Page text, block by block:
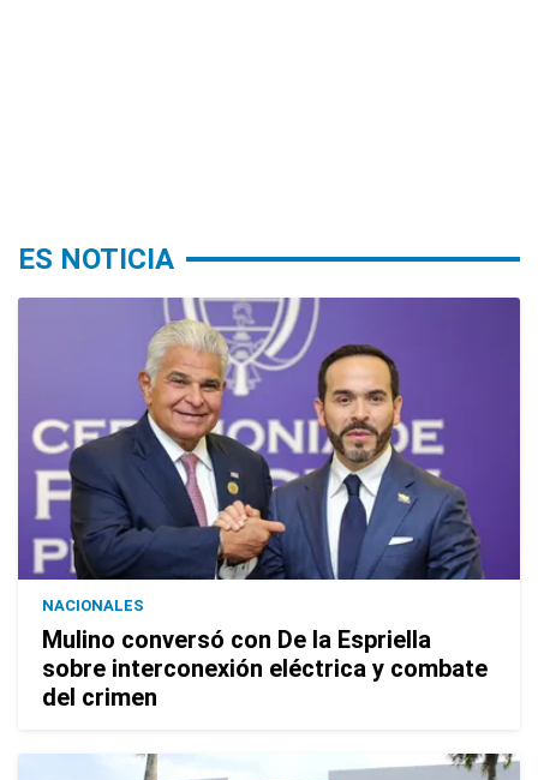
ES NOTICIA
NACIONALES
Mulino conversó con De la Espriella
sobre interconexión eléctrica y combate
del crimen